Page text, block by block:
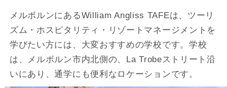
メルボルンにあるWilliam Angliss TAFEは、ツーリ
ズム・ホスピタリティ・リゾートマネージメントを
学びたい方には、大変おすすめの学校です。学校
は、メルボルン市内北側の、La Trobeストリート沿
いにあり、通学にも便利なロケーションです。